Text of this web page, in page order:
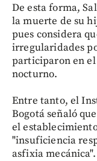
De esta forma,
la muerte de su
pues considera
irregularidades
participaron en
nocturno.
Entre tanto, el
Bogotá señaló
el
"insuficiencia
asfixia mecánica".